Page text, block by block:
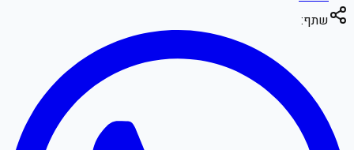
שתף: